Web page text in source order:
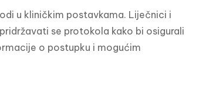
u kliničkim postavkama. Liječnici i
se protokola kako bi osigurali
o postupku i mogućim